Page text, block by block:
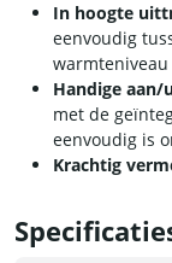
In hoogte
eenvoudig
Handige aan/
met de
eenvoudig is
Krachtig
gerechten
Stijlvolle